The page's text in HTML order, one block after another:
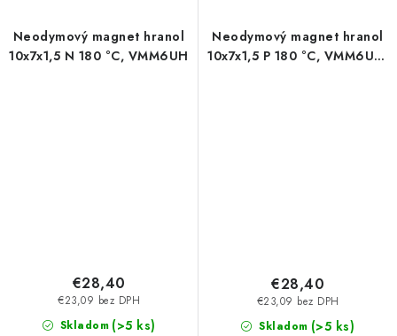
Neodymový magnet hranol
10x7x1,5 N 180 °C, VMM6UH
Skladom (>5 ks)
€23,09 bez DPH
€28,40
Neodymový magnet hranol
10x7x1,5 P 180 °C, VMM6UH-
Skladom (>5 ks)
€23,09 bez DPH
€28,40